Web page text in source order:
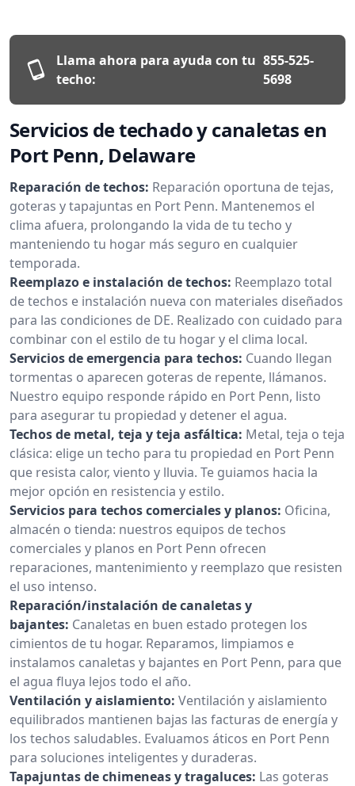
Llama ahora para ayuda con tu
techo:
855-525-
5698
Servicios de techado y canaletas en
Port Penn, Delaware
Reparación de techos: Reparación oportuna de tejas,
goteras y tapajuntas en Port Penn. Mantenemos el
clima afuera, prolongando la vida de tu techo y
manteniendo tu hogar más seguro en cualquier
temporada.
Reemplazo e instalación de techos: Reemplazo total
de techos e instalación nueva con materiales diseñados
para las condiciones de DE. Realizado con cuidado para
combinar con el estilo de tu hogar y el clima local.
Servicios de emergencia para techos: Cuando llegan
tormentas o aparecen goteras de repente, llámanos.
Nuestro equipo responde rápido en Port Penn, listo
para asegurar tu propiedad y detener el agua.
Techos de metal, teja y teja asfáltica: Metal, teja o teja
clásica: elige un techo para tu propiedad en Port Penn
que resista calor, viento y lluvia. Te guiamos hacia la
mejor opción en resistencia y estilo.
Servicios para techos comerciales y planos: Oficina,
almacén o tienda: nuestros equipos de techos
comerciales y planos en Port Penn ofrecen
reparaciones, mantenimiento y reemplazo que resisten
el uso intenso.
Reparación/instalación de canaletas y
bajantes: Canaletas en buen estado protegen los
cimientos de tu hogar. Reparamos, limpiamos e
instalamos canaletas y bajantes en Port Penn, para que
el agua fluya lejos todo el año.
Ventilación y aislamiento: Ventilación y aislamiento
equilibrados mantienen bajas las facturas de energía y
los techos saludables. Evaluamos áticos en Port Penn
para soluciones inteligentes y duraderas.
Tapajuntas de chimeneas y tragaluces: Las goteras